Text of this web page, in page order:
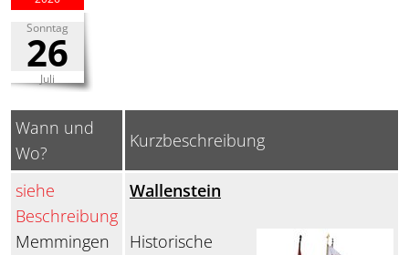
Sonntag
26
Juli
Wann und
Wo?
Kurzbeschreibung
siehe
Beschreibung
Memmingen
Wallenstein
Historische